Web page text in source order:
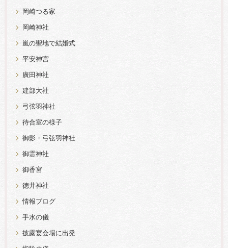
岡崎つる家
岡崎神社
嵐の聖地で結婚式
平安神宮
廣田神社
建部大社
弓弦羽神社
待合室の様子
御影・弓弦羽神社
御霊神社
御香宮
徳井神社
情報ブログ
手水の儀
披露宴会場に出発